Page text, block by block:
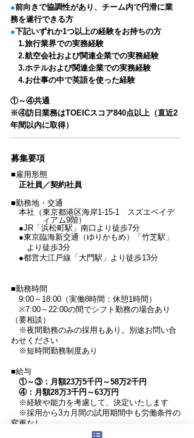
●前向きで協調性があり、チーム内で円滑に業
務を遂行できる方
●下記いずれか1つ以上の経験をお持ちの方
1.旅行業界での実務経験
2.航空会社および関連企業での実務経験
3.ホテルおよび関連企業での実務経験
4.お仕事の中で英語を使った経験
​①～④共通
​※④訪日業務はTOEICスコア840点以上（直近2
年間以内に取得）
募集要項
■雇用形態
正社員 ／契約社員
■勤務地・交通
本社（東京都港区海岸1-15-1 スズエベイデ
ィアム9階）
●JR「浜松町駅」南口より徒歩7分
●東京臨海新交通（ゆりかもめ）「竹芝駅」
より徒歩3分
​ ●都営大江戸線「大門駅」より徒歩13分
■勤務時間
9:00～18:00（実働8時間：休憩1時間）
※7:00～22:00の間でシフト勤務の場合あり
（要相談）
※夜間勤務のみの採用もあり。別途お問い合
わせください
※短時間勤務制度あり​
■給与
①～③：月額23万5千円～58万2千円
④：月額28万3千円～63万円
※経験や能力を考慮して、決定いたします
※採用から3カ月間の試用期間中も労働条件の
変更なし